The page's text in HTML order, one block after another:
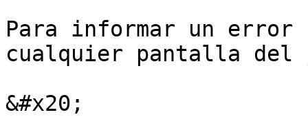
Para informar un
cualquier pantalla del
&#x20;